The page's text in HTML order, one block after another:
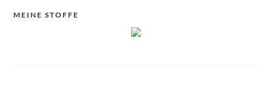
MEINE STOFFE